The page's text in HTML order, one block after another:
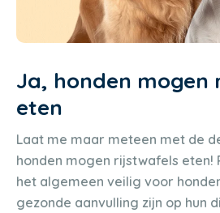
Ja, honden mogen
eten
Laat me maar meteen met de
honden mogen rijstwafels eten!
het algemeen veilig voor
gezonde aanvulling zijn op hun